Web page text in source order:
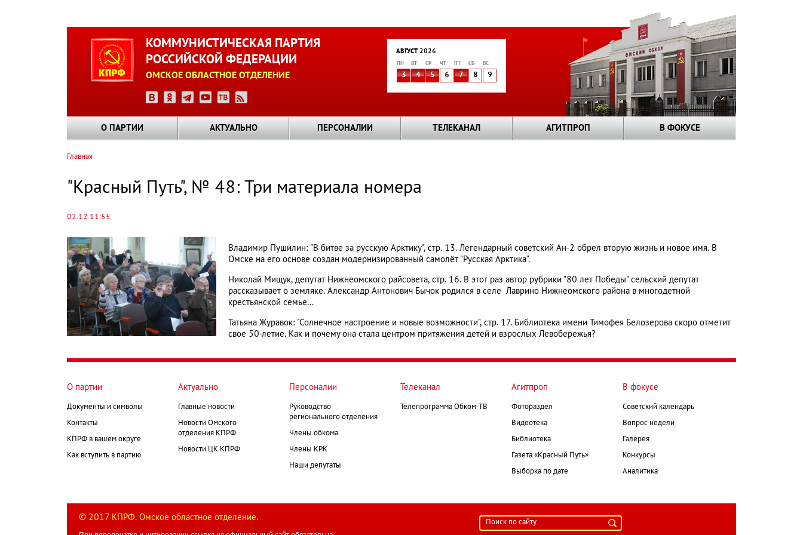
КОММУНИСТИЧЕСКАЯ ПАРТИЯ
РОССИЙСКОЙ ФЕДЕРАЦИИ
ОМСКОЕ ОБЛАСТНОЕ ОТДЕЛЕНИЕ
АВГУСТ 2026
ПН ВТ СР ЧТ СБ ВС
3 4 5 6 7 8 9
О ПАРТИИ АКТУАЛЬНО ПЕРСОНАЛИИ ТЕЛЕКАНАЛ АГИТПРОП В ФОКУСЕ
навигации
Главная
"Красный Путь", № 48: Три материала номера
02.12 11:55
Владимир Пушилин: "В битве за русскую Арктику", стр. 13. Легендарный советский Ан-2 обрёл вторую жизнь и новое имя. В
Омске на его основе создан модернизированный самолёт "Русская Арктика".
Николай Мищук, депутат Нижнеомского райсовета, стр. 16. В этот раз автор рубрики "80 лет Победы" сельский депутат
рассказывает о земляке. Александр Антонович Бычок родился в селе Лаврино Нижнеомского района в многодетной
крестьянской семье...
Татьяна Журавок: "Солнечное настроение и новые возможности", стр. 17. Библиотека имени Тимофея Белозерова скоро отметит
своё 50-летие. Как и почему она стала центром притяжения детей и взрослых Левобережья?
О партии
Документы и символы
Контакты
КПРФ в вашем округе
Как вступить в партию
Актуально
Главные новости
Новости Омского
отделения КПРФ
Новости ЦК КПРФ
Персоналии
Руководство
регионального отделения
Члены обкома
Члены КРК
Наши депутаты
Телеканал
Телепрограмма Обком-ТВ
Агитпроп
Фотораздел
Видеотека
Библиотека
Газета «Красный Путь»
Выборка по дате
В фокусе
Советский календарь
Вопрос недели
Галерея
Конкурсы
Аналитика
© 2017 КПРФ. Омское областное отделение.